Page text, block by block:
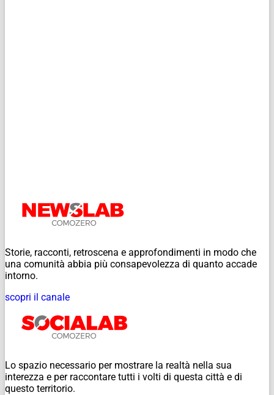
Storie, racconti, retroscena e approfondimenti in modo che
una comunità abbia più consapevolezza di quanto accade
intorno.
scopri il canale
Lo spazio necessario per mostrare la realtà nella sua
interezza e per raccontare tutti i volti di questa città e di
questo territorio.